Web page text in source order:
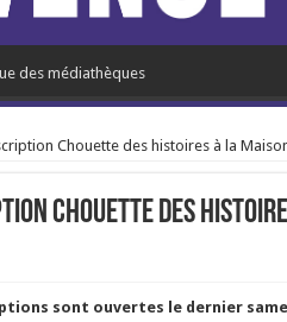
des médiathèques
Chouette des histoires à la
Chouette des
sont ouvertes le dernier